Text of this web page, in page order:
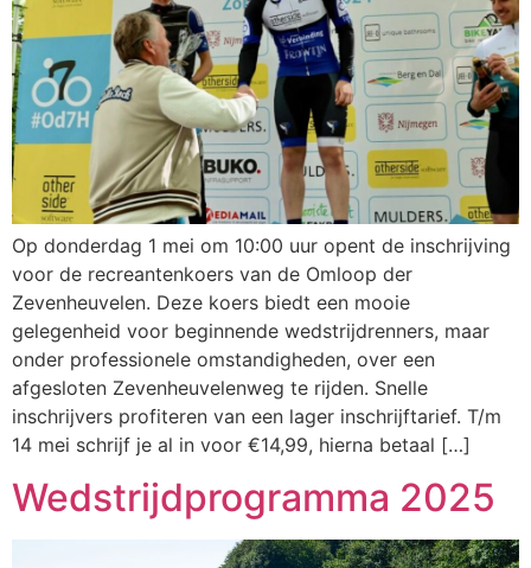
Op donderdag 1 mei om 10:00 uur opent de inschrijving
voor de recreantenkoers van de Omloop der
Zevenheuvelen. Deze koers biedt een mooie
gelegenheid voor beginnende wedstrijdrenners, maar
onder professionele omstandigheden, over een
afgesloten Zevenheuvelenweg te rijden. Snelle
inschrijvers profiteren van een lager inschrijftarief. T/m
14 mei schrijf je al in voor €14,99, hierna betaal […]
Wedstrijdprogramma 2025